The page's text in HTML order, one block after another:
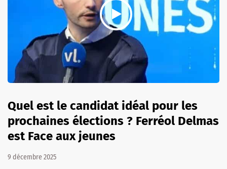
Quel est le candidat idéal pour les
prochaines élections ? Ferréol Delmas
est Face aux jeunes
9 décembre 2025